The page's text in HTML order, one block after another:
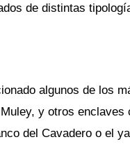
de distintas
algunos de los
y otros
del Cavadero o el